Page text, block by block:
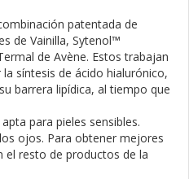
patentada de
de Vainilla, Sytenol™
de Avène. Estos trabajan
síntesis de ácido hialurónico,
barrera lipídica, al tiempo que
para pieles sensibles.
ojos. Para obtener mejores
resto de productos de la